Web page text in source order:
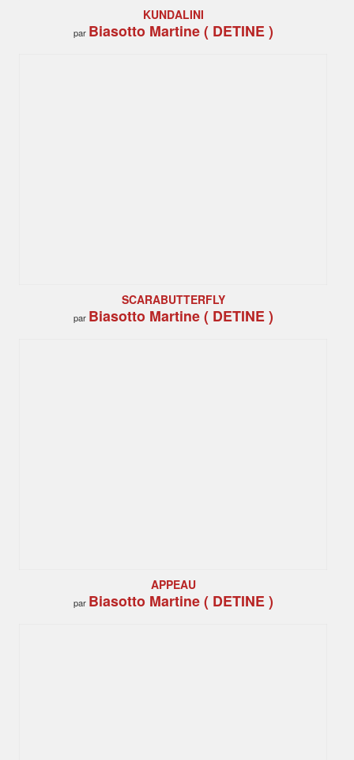
KUNDALINI
par Biasotto Martine ( DETINE )
SCARABUTTERFLY
par Biasotto Martine ( DETINE )
APPEAU
par Biasotto Martine ( DETINE )